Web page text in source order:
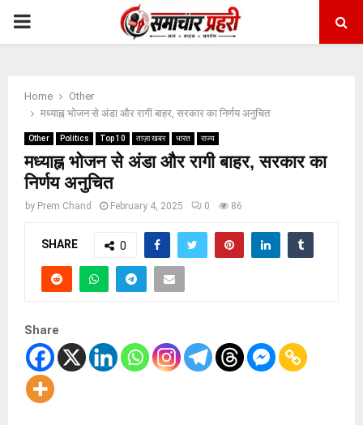
PRIMARY
Home
Other
मध्याह्न भोजन से अंडा और रागी बाहर, सरकार का निर्णय अनुचित
Other Politics Top 10 ताज़ा खबर भारत राज्य
मध्याह्न भोजन से अंडा और रागी बाहर, सरकार का
निर्णय अनुचित
by Prem Chand February 4, 2025 0 86
SHARE 0
Share